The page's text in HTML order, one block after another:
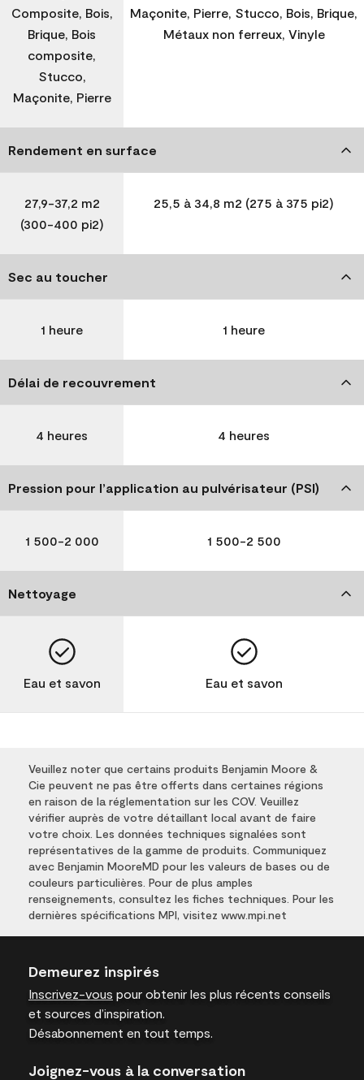
Composite, Bois,
Brique, Bois
composite,
Stucco,
Maçonite, Pierre
Maçonite, Pierre, Stucco, Bois, Brique,
Métaux non ferreux, Vinyle
Rendement en surface
27,9-37,2 m2
(300-400 pi2)
25,5 à 34,8 m2 (275 à 375 pi2)
Sec au toucher
1 heure 1 heure
Délai de recouvrement
4 heures 4 heures
Pression pour l’application au pulvérisateur (PSI)
1 500-2 000 1 500-2 500
Nettoyage
Eau et savon Eau et savon
Veuillez noter que certains produits Benjamin Moore &
Cie peuvent ne pas être offerts dans certaines régions
en raison de la réglementation sur les COV. Veuillez
vérifier auprès de votre détaillant local avant de faire
votre choix. Les données techniques signalées sont
représentatives de la gamme de produits. Communiquez
avec Benjamin MooreMD pour les valeurs de bases ou de
couleurs particulières. Pour de plus amples
renseignements, consultez les fiches techniques. Pour les
dernières spécifications MPI, visitez www.mpi.net
Demeurez inspirés
Inscrivez-vous pour obtenir les plus récents conseils
et sources d’inspiration.
Désabonnement en tout temps.
Joignez-vous à la conversation